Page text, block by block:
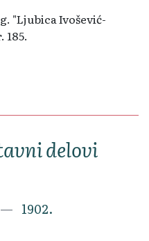
"Ljubica Ivošević-
185.
delovi
1902.